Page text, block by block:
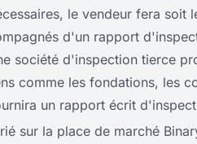
le vendeur fera
d'un rapport
société d'inspection tierce
comme les fondations, les
un rapport écrit
sur la place de marché